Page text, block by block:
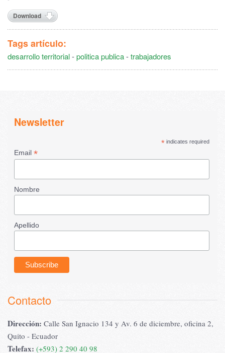
Download
Tags artículo:
desarrollo territorial-politica publica-trabajadores
Newsletter
*indicates required
Email *
Nombre
Apellido
Contacto
Dirección: Calle San Ignacio 134 y Av. 6 de diciembre, oficina 2,
Quito - Ecuador
Telefax: (+593) 2 290 40 98